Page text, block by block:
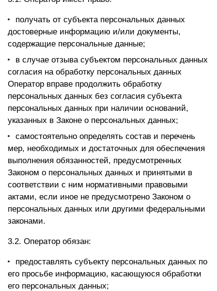
получать от субъекта персональных данных
достоверные информацию и/или документы,
содержащие персональные данные;
в случае отзыва субъектом персональных данных
согласия на обработку персональных данных
Оператор вправе продолжить обработку
персональных данных без согласия субъекта
персональных данных при наличии оснований,
указанных в Законе о персональных данных;
самостоятельно определять состав и перечень
мер, необходимых и достаточных для обеспечения
выполнения обязанностей, предусмотренных
Законом о персональных данных и принятыми в
соответствии с ним нормативными правовыми
актами, если иное не предусмотрено Законом о
персональных данных или другими федеральными
законами.
3.2. Оператор обязан:
предоставлять субъекту персональных данных по
его просьбе информацию, касающуюся обработки
его персональных данных;